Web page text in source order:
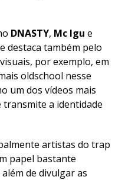
DNASTY, Mc Igu e
destaca também pelo
por exemplo, em
oldschool nesse
um dos vídeos mais
a identidade
artistas do trap
papel bastante
de divulgar as